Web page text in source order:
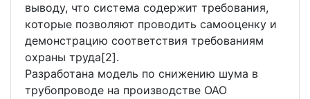
выводу, что система содержит требования,
которые позволяют проводить самооценку и
демонстрацию соответствия требованиям
охраны труда[2].
Разработана модель по снижению шума в
трубопроводе на производстве ОАО